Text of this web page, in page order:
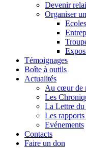
Devenir
Organiser
Témoignages
Boîte à outils
Actualités
Au cœur de
Les
La Lettre
Les
Evénements
Contacts
Faire un don